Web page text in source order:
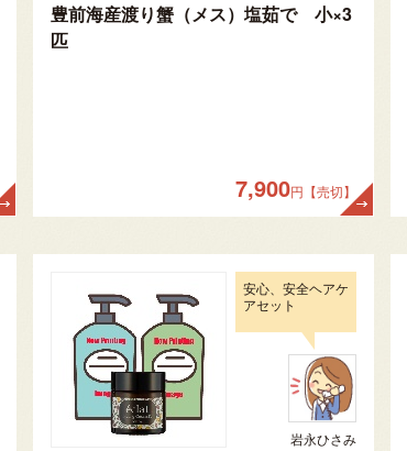
豊前海産渡り蟹（メス）塩茹で 小×3
匹
7,900円【売切】
安心、安全ヘアケ
アセット
岩永ひさみ